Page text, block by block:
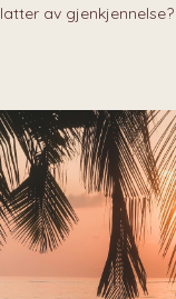
latter av gjenkjennelse?